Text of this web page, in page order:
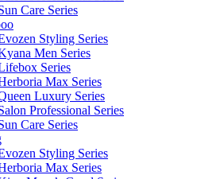
Care Series
Styling Series
Men Series
Series
Max Series
Luxury Series
Professional Series
Care Series
Styling Series
Max Series